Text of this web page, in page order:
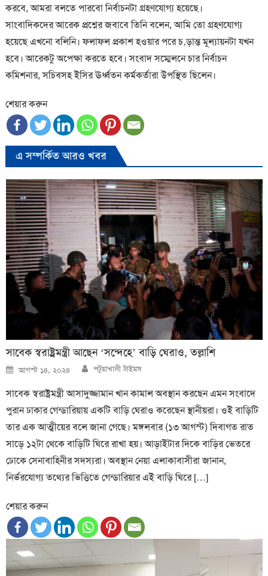
করবে, আমরা বলতে পারবো নির্বাচনটা গ্রহণযোগ্য হয়েছে।
সাংবাদিকদের আরেক প্রশ্নের জবাবে তিনি বলেন, আমি তো গ্রহণযোগ্য
হয়েছে এখনো বলিনি। ফলাফল প্রকাশ হওয়ার পরে চ‚ড়ান্ত মূল্যায়নটা যখন
হবে। আরেকটু অপেক্ষা করতে হবে। সংবাদ সম্মেলনে চার নির্বাচন
কমিশনার, সচিবসহ ইসির ঊর্ধ্বতন কর্মকর্তারা উপস্থিত ছিলেন।
শেয়ার করুন
এ সম্পর্কিত আরও খবর
সাবেক স্বরাষ্ট্রমন্ত্রী আছেন ‘সন্দেহে’ বাড়ি ঘেরাও, তল্লাশি
Posted
on
আগস্ট ১৪, ২০২৪ Author
পটুয়াখালী টাইমস
সাবেক স্বরাষ্ট্রমন্ত্রী আসাদুজ্জামান খান কামাল অবস্থান করছেন এমন সংবাদে
পুরান ঢাকার গেন্ডারিয়ায় একটি বাড়ি ঘেরাও করেছেন স্থানীয়রা। ওই বাড়িটি
তার এক আত্মীয়ের বলে জানা গেছে। মঙ্গলবার (১৩ আগস্ট) দিবাগত রাত
সাড়ে ১২টা থেকে বাড়িটি ঘিরে রাখা হয়। আড়াইটার দিকে বাড়ির ভেতরে
ঢোকে সেনাবাহিনীর সদস্যরা। অবস্থান নেয়া এলাকাবাসীরা জানান,
নির্ভরযোগ্য তথ্যের ভিত্তিতে গেন্ডারিয়ার এই বাড়ি ঘিরে […]
শেয়ার করুন